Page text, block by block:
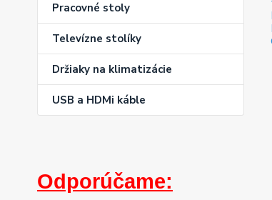
Pracovné stoly
Televízne stolíky
Držiaky na klimatizácie
USB a HDMi káble
Odporúčame: